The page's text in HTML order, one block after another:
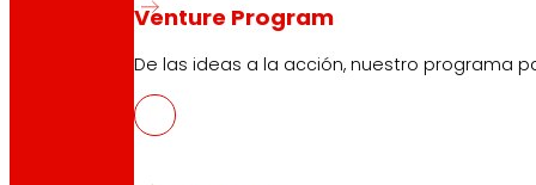
Venture Program
De las ideas a la acción, nuestro programa